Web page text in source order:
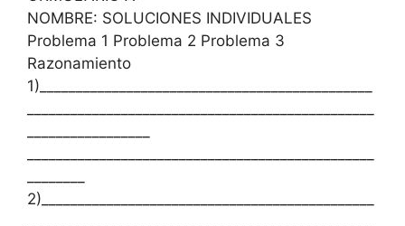
NOMBRE: SOLUCIONES INDIVIDUALES
Problema 1 Problema 2 Problema 3
Razonamiento
1)______________________________________________
2)______________________________________________